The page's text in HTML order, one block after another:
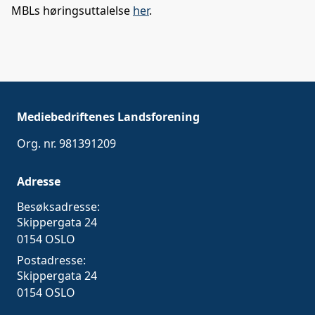
MBLs høringsuttalelse her.
Mediebedriftenes Landsforening
Org. nr. 981391209
Adresse
Besøksadresse:
Skippergata 24
0154 OSLO
Postadresse:
Skippergata 24
0154 OSLO